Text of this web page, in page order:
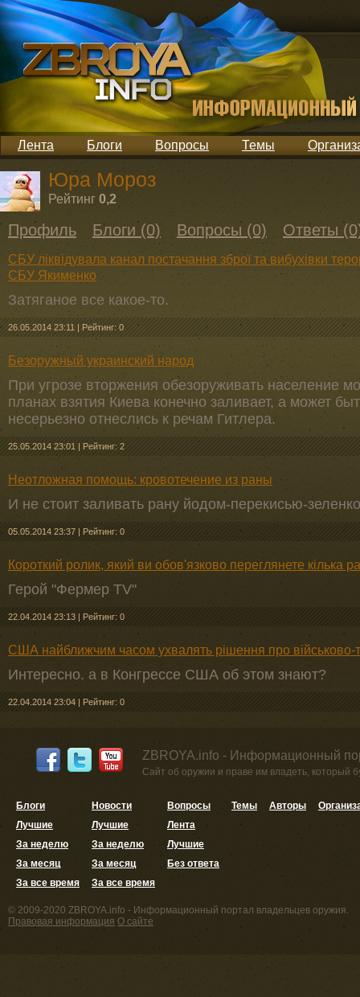
Лента Блоги Вопросы Темы
Юра Мороз
Рейтинг 0,2
Профиль Блоги (0) Вопросы (0) Ответы
СБУ ліквідувала канал постачання зброї та вибухівки
СБУ Якименко
Затяганое все какое-то.
26.05.2014 23:11 | Рейтинг: 0
Безоружный украинский народ
При угрозе вторжения обезоруживать население
планах взятия Киева конечно заливает, а может
несерьезно отнеслись к речам Гитлера.
25.05.2014 23:01 | Рейтинг: 2
Неотложная помощь: кровотечение из раны
И не стоит заливать рану йодом-перекисью-
05.05.2014 23:37 | Рейтинг: 0
Короткий ролик, який ви обов'язково переглянете кілька
Герой "Фермер TV"
22.04.2014 23:13 | Рейтинг: 0
США найближчим часом ухвалять рішення про військово-
Интересно. а в Конгрессе США об этом знают?
22.04.2014 23:04 | Рейтинг: 0
ZBROYA.info - Информационный
Сайт об оружии и праве им владеть, который
Блоги
Лучшие
За неделю
За месяц
За все время
Новости
Лучшие
За неделю
За месяц
За все время
Вопросы
Лента
Лучшие
Без ответа
Темы Авторы
© 2009-2020 ZBROYA.info - Информационный портал владельцев оружия.
Правовая информация О сайте